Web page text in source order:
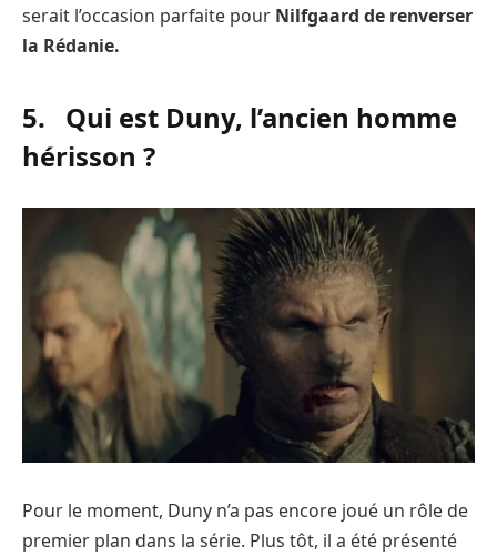
serait l’occasion parfaite pour Nilfgaard de renverser
la Rédanie.
5. Qui est Duny, l’ancien homme
hérisson ?
Pour le moment, Duny n’a pas encore joué un rôle de
premier plan dans la série. Plus tôt, il a été présenté